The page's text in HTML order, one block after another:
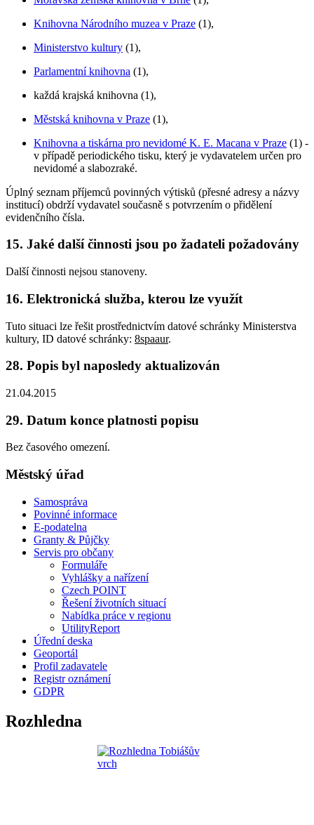
Knihovna Národního muzea v Praze (1),
Ministerstvo kultury (1),
Parlamentní knihovna (1),
každá krajská knihovna (1),
Městská knihovna v Praze (1),
Knihovna a tiskárna pro nevidomé K. E. Macana v Praze (1) -
v případě periodického tisku, který je vydavatelem určen pro
nevidomé a slabozraké.
Úplný seznam příjemců povinných výtisků (přesné adresy a názvy
institucí) obdrží vydavatel současně s potvrzením o přidělení
evidenčního čísla.
15. Jaké další činnosti jsou po žadateli požadovány
Další činnosti nejsou stanoveny.
16. Elektronická služba, kterou lze využít
Tuto situaci lze řešit prostřednictvím datové schránky Ministerstva
kultury, ID datové schránky: 8spaaur.
28. Popis byl naposledy aktualizován
21.04.2015
29. Datum konce platnosti popisu
Bez časového omezení.
Městský úřad
Samospráva
Povinné informace
E-podatelna
Granty & Půjčky
Servis pro občany
Formuláře
Vyhlášky a nařízení
Czech POINT
Řešení životních situací
Nabídka práce v regionu
UtilityReport
Úřední deska
Geoportál
Profil zadavatele
Registr oznámení
GDPR
Rozhledna